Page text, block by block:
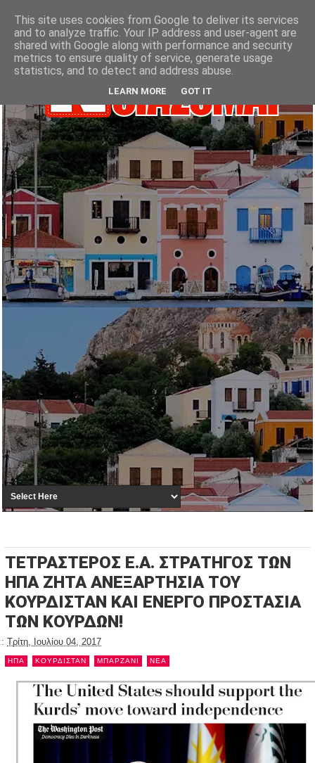
ΤΕΤΡΑΣΤΕΡΟΣ Ε.Α. ΣΤΡΑΤΗΓΟΣ ΤΩΝ
ΗΠΑ ΖΗΤΑ ΑΝΕΞΑΡΤΗΣΙΑ ΤΟΥ
ΚΟΥΡΔΙΣΤΑΝ ΚΑΙ ΕΝΕΡΓΟ ΠΡΟΣΤΑΣΙΑ
ΤΩΝ ΚΟΥΡΔΩΝ!
Τρίτη, Ιουλίου 04, 2017
ΗΠΑ ΚΟΥΡΔΙΣΤΑΝ ΜΠΑΡΖΑΝΙ NEA
This site uses cookies from Google to deliver its services
and to analyze traffic. Your IP address and user-agent are
shared with Google along with performance and security
metrics to ensure quality of service, generate usage
statistics, and to detect and address abuse.
LEARN MORE GOT IT